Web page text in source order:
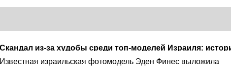
Известная израильская фотомодель Эден Финес выложила